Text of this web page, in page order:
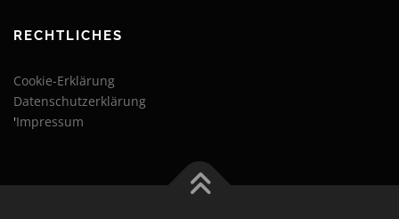
RECHTLICHES
Cookie-Erklärung
Datenschutzerklärung
'Impressum